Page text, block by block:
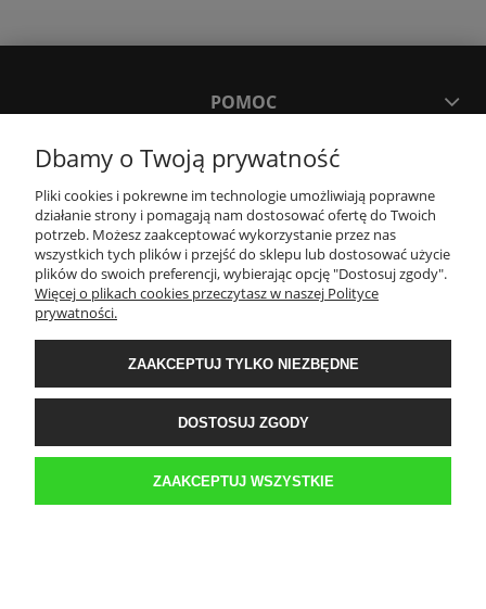
POMOC
TWOJE KONTO
PŁATNOŚCI I DOSTAWA
INFORMACJE
O NAS
Sklep internetowy Kwestia-Gustu | WGRO S.A. Hala K 3 boks 42 | ul.
Franowo 1, 61-302 Poznań |biuro@kwestia-gustu.pl|579 058 158| NIP:
Dbamy o Twoją prywatność
Pliki cookies i pokrewne im technologie umożliwiają poprawne
działanie strony i pomagają nam dostosować ofertę do Twoich
potrzeb. Możesz zaakceptować wykorzystanie przez nas
wszystkich tych plików i przejść do sklepu lub dostosować użycie
plików do swoich preferencji, wybierając opcję "Dostosuj zgody".
Więcej o plikach cookies przeczytasz w naszej Polityce
prywatności.
ZAAKCEPTUJ TYLKO NIEZBĘDNE
DOSTOSUJ ZGODY
ZAAKCEPTUJ WSZYSTKIE